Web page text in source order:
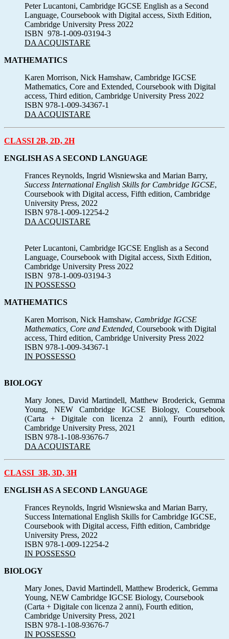
Peter Lucantoni, Cambridge IGCSE English as a Second
Language, Coursebook with Digital access, Sixth Edition,
Cambridge University Press 2022
ISBN 978-1-009-03194-3
DA ACQUISTARE
MATHEMATICS
Karen Morrison, Nick Hamshaw, Cambridge IGCSE
Mathematics, Core and Extended, Coursebook with Digital
access, Third edition, Cambridge University Press 2022
ISBN 978-1-009-34367-1
DA ACQUISTARE
CLASSI 2B, 2D, 2H
ENGLISH AS A SECOND LANGUAGE
Frances Reynolds, Ingrid Wisniewska and Marian Barry,
Success International English Skills for Cambridge IGCSE,
Coursebook with Digital access, Fifth edition, Cambridge
University Press, 2022
ISBN 978-1-009-12254-2
DA ACQUISTARE
Peter Lucantoni, Cambridge IGCSE English as a Second
Language, Coursebook with Digital access, Sixth Edition,
Cambridge University Press 2022
ISBN 978-1-009-03194-3
IN POSSESSO
MATHEMATICS
Karen Morrison, Nick Hamshaw, Cambridge IGCSE
Mathematics, Core and Extended, Coursebook with Digital
access, Third edition, Cambridge University Press 2022
ISBN 978-1-009-34367-1
IN POSSESSO
BIOLOGY
Mary Jones, David Martindell, Matthew Broderick, Gemma
Young, NEW Cambridge IGCSE Biology, Coursebook
(Carta + Digitale con licenza 2 anni), Fourth edition,
Cambridge University Press, 2021
ISBN 978-1-108-93676-7
DA ACQUISTARE
CLASSI 3B, 3D, 3H
ENGLISH AS A SECOND LANGUAGE
Frances Reynolds, Ingrid Wisniewska and Marian Barry,
Success International English Skills for Cambridge IGCSE,
Coursebook with Digital access, Fifth edition, Cambridge
University Press, 2022
ISBN 978-1-009-12254-2
IN POSSESSO
BIOLOGY
Mary Jones, David Martindell, Matthew Broderick, Gemma
Young, NEW Cambridge IGCSE Biology, Coursebook
(Carta + Digitale con licenza 2 anni), Fourth edition,
Cambridge University Press, 2021
ISBN 978-1-108-93676-7
IN POSSESSO